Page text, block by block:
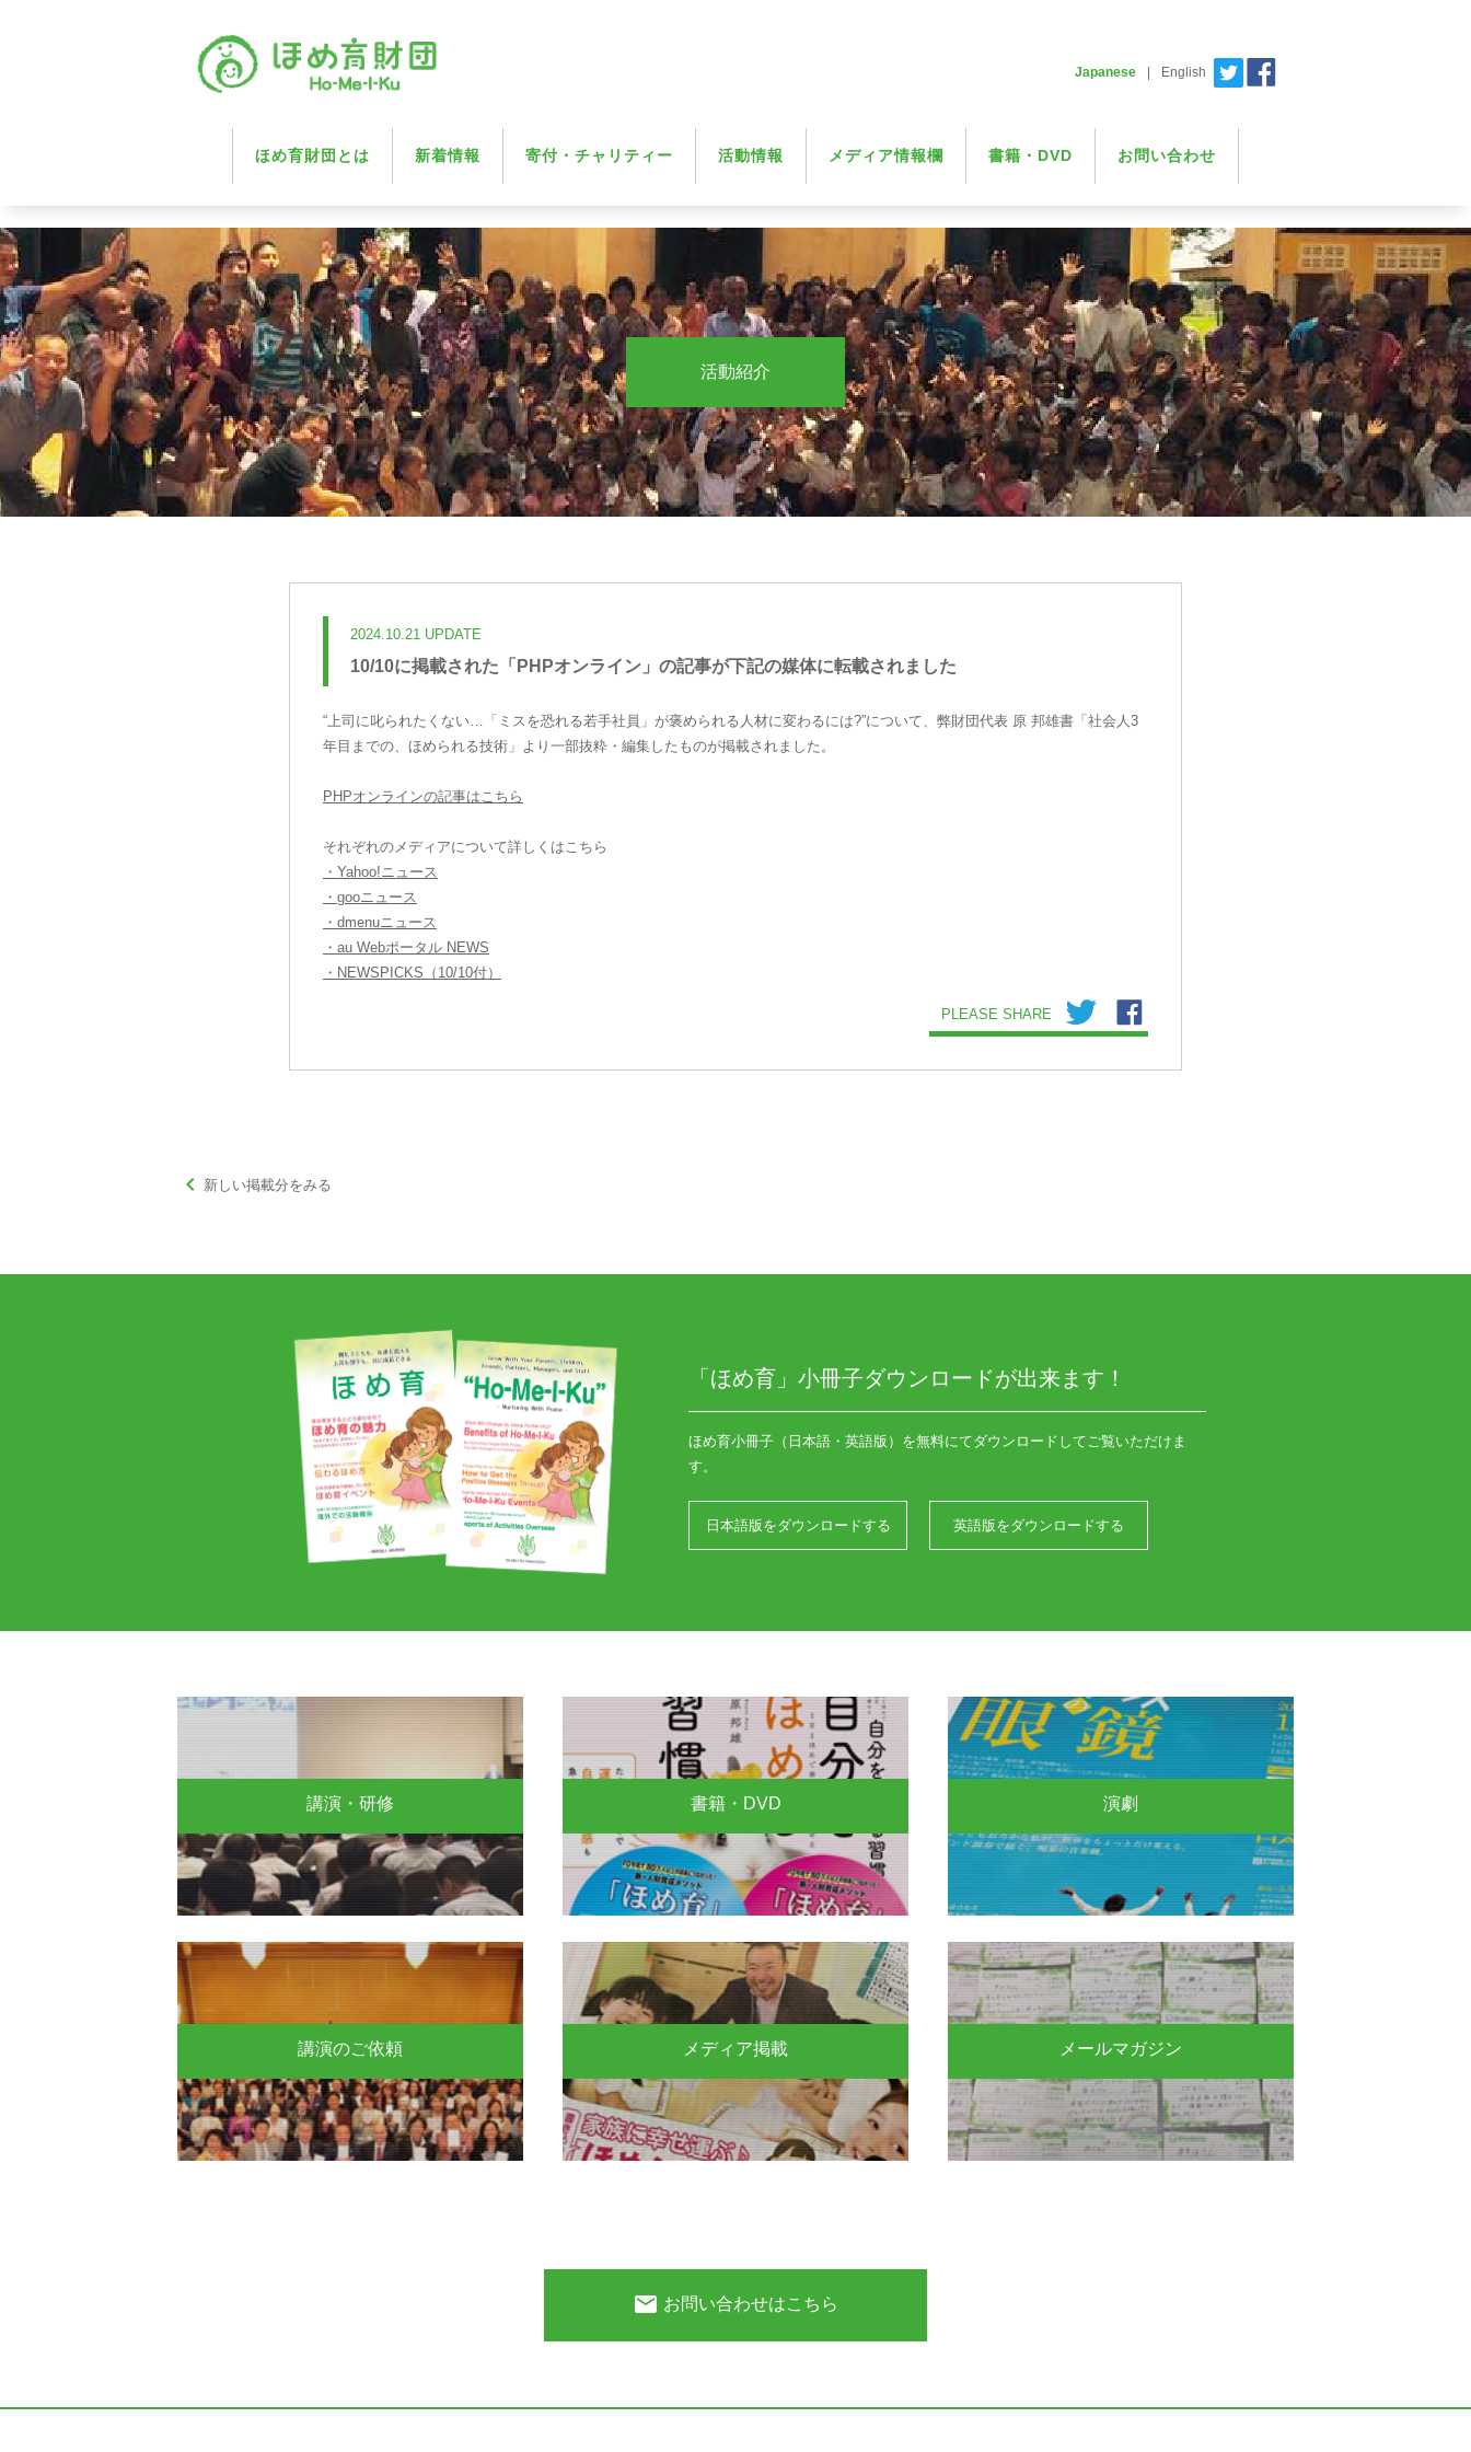
Japanese English
ほめ育財団とは 新着情報 寄付・チャリティー 活動情報 メディア情報欄 書籍・DVD お問い合わせ
活動紹介
2024.10.21 UPDATE
10/10に掲載された「PHPオンライン」の記事が下記の媒体に転載されました
“上司に叱られたくない…「ミスを恐れる若手社員」が褒められる人材に変わるには?”について、弊財団代表 原 邦雄書「社会人3
年目までの、ほめられる技術」より一部抜粋・編集したものが掲載されました。
PHPオンラインの記事はこちら
それぞれのメディアについて詳しくはこちら
・Yahoo!ニュース
・gooニュース
・dmenuニュース
・au Webポータル NEWS
・NEWSPICKS（10/10付）
PLEASE SHARE
keyboard_arrow_left 新しい掲載分をみる
「ほめ育」小冊子ダウンロードが出来ます！
ほめ育小冊子（日本語・英語版）を無料にてダウンロードしてご覧いただけま
す。
日本語版をダウンロードする 英語版をダウンロードする
講演・研修 書籍・DVD 演劇
講演のご依頼 メディア掲載 メールマガジン
email お問い合わせはこちら